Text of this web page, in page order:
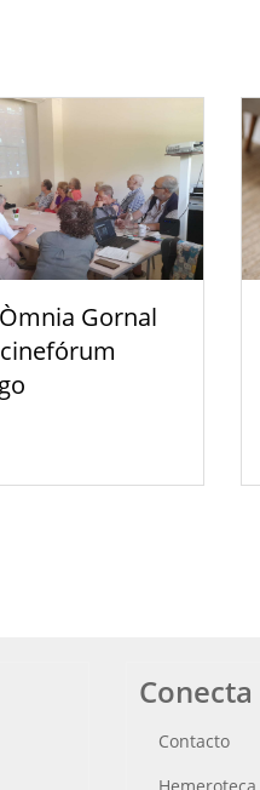
Gornal
Conecta
Contacto